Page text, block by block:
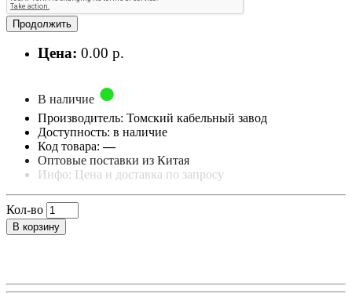
Продолжить
Цена: 0.00 р.
В наличие
Производитель: Томский кабельный завод
Доступность: в наличие
Код товара:—
Оптовые поставки из Китая
Инфо: Цена и доставка по запросу
Кол-во
В корзину